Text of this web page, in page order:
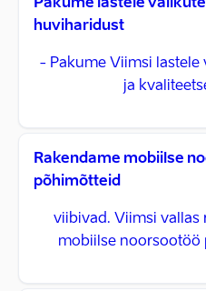
Pakume lastele
huviharidust
- Pakume Viimsi lastele
ja
Rakendame mobiilse
põhimõtteid
viibivad. Viimsi vallas
mobiilse noorsootöö